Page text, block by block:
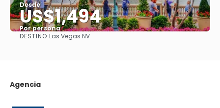
Desde
US$1,494
Por persona
DESTINO:Las Vegas NV
Agencia